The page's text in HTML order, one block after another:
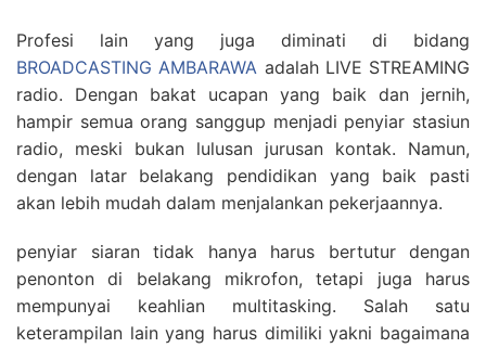
Profesi lain yang juga diminati di bidang
BROADCASTING AMBARAWA adalah LIVE STREAMING
radio. Dengan bakat ucapan yang baik dan jernih,
hampir semua orang sanggup menjadi penyiar stasiun
radio, meski bukan lulusan jurusan kontak. Namun,
dengan latar belakang pendidikan yang baik pasti
akan lebih mudah dalam menjalankan pekerjaannya.
penyiar siaran tidak hanya harus bertutur dengan
penonton di belakang mikrofon, tetapi juga harus
mempunyai keahlian multitasking. Salah satu
keterampilan lain yang harus dimiliki yakni bagaimana